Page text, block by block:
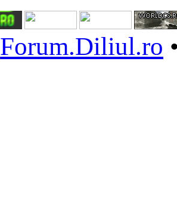
Forum.Diliul.ro